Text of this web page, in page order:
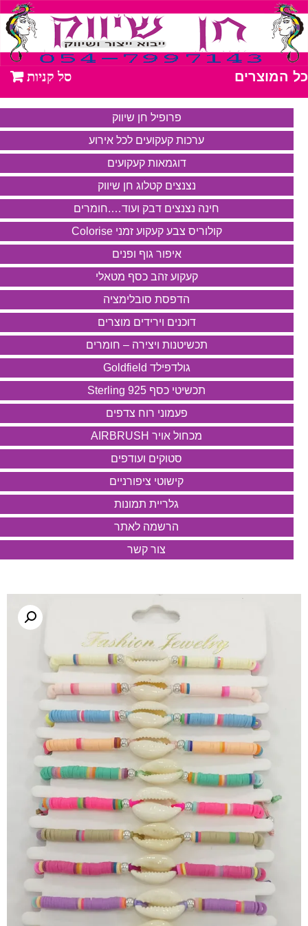
כל המוצרים
פרופיל חן שיווק
ערכות קעקועים לכל אירוע
דוגמאות קעקועים
נצנצים קטלוג חן שיווק
חינה נצנצים דבק ועוד….חומרים
קולוריס צבע קעקוע זמני Colorise
איפור גוף ופנים
קעקוע זהב כסף מטאלי
הדפסת סובלימציה
דוכנים וירידים מוצרים
תכשיטנות ויצירה – חומרים
גולדפילד Goldfield
תכשיטי כסף 925 Sterling
פעמוני רוח צדפים
מכחול אויר AIRBRUSH
סטוקים ועודפים
קישוטי ציפורניים
גלריית תמונות
הרשמה לאתר
צור קשר